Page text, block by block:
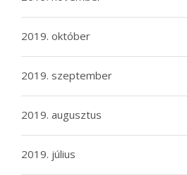
2019. október
2019. szeptember
2019. augusztus
2019. július